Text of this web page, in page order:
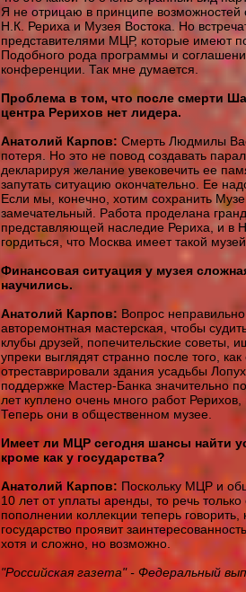
Я не отрицаю в принципе
Н.К. Рериха и Музея Востока. Но
представителями МЦР, которые имеют
Подобного рода программы и
конференции. Так мне думается.
Проблема в том, что после смерти
центра Рерихов нет лидера.
Анатолий Карпов: Смерть Людмилы
потеря. Но это не повод создавать
декларируя желание увековечить ее
запутать ситуацию окончательно. Ее
Если мы, конечно, хотим сохранить
замечательный. Работа проделана
представляющей наследие Рериха, и в
гордиться, что Москва имеет такой
Финансовая ситуация у музея
научились.
Анатолий Карпов: Вопрос
авторемонтная мастерская, чтобы
клубы друзей, попечительские советы,
упреки выглядят странно после того,
отреставрировали здания усадьбы
поддержке Мастер-Банка значительно
лет куплено очень много работ
Теперь они в общественном музее.
Имеет ли МЦР сегодня шансы найти
кроме как у государства?
Анатолий Карпов: Поскольку МЦР и
10 лет от уплаты аренды, то речь
пополнении коллекции теперь
государство проявит
хотя и сложно, но возможно.
"Российская газета" - Федеральный